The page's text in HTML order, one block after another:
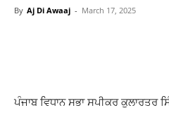
By Aj Di Awaaj - March 17, 2025
ਪੰਜਾਬ ਵਿਧਾਨ ਸਭਾ ਸਪੀਕਰ ਕੁਲਾਰਤਰ